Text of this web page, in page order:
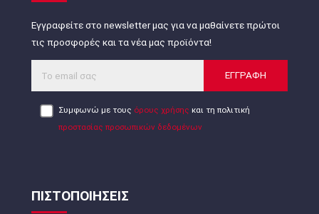
Εγγραφείτε στο newsletter μας για να μαθαίνετε πρώτοι
τις προσφορές και τα νέα μας προϊόντα!
ΕΓΓΡΑΦΗ
Συμφωνώ με τους όρους χρήσης και τη πολιτική
προστασίας προσωπικών δεδομένων
ΠΙΣΤΟΠΟΙΗΣΕΙΣ